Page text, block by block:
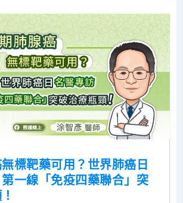
標靶藥可用？世界肺癌日
一線「免疫四藥聯合」突